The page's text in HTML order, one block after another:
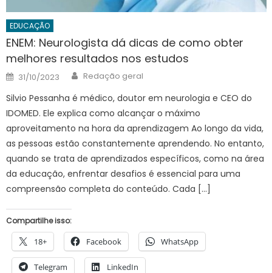
EDUCAÇÃO
ENEM: Neurologista dá dicas de como obter
melhores resultados nos estudos
Posted
on
31/10/2023 Author
Redação geral
Silvio Pessanha é médico, doutor em neurologia e CEO do
IDOMED. Ele explica como alcançar o máximo
aproveitamento na hora da aprendizagem Ao longo da vida,
as pessoas estão constantemente aprendendo. No entanto,
quando se trata de aprendizados específicos, como na área
da educação, enfrentar desafios é essencial para uma
compreensão completa do conteúdo. Cada […]
Compartilhe isso:
18+ Facebook WhatsApp
Telegram LinkedIn